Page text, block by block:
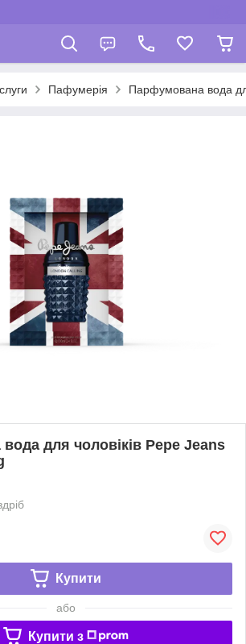
Пафумерія Парфумована вода
для чоловіків Pepe Jeans
Купити
або
Купити з